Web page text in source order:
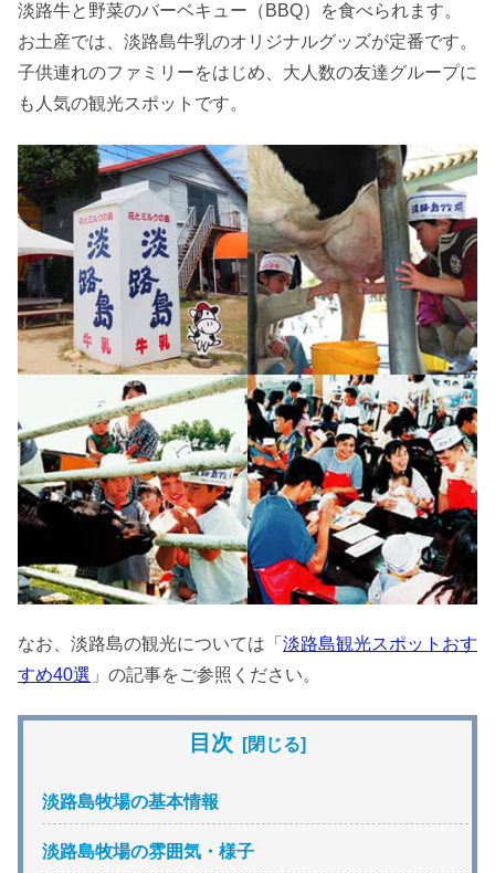
淡路牛と野菜のバーベキュー（BBQ）を食べられます。
お土産では、淡路島牛乳のオリジナルグッズが定番です。
子供連れのファミリーをはじめ、大人数の友達グループに
も人気の観光スポットです。
なお、淡路島の観光については「 淡路島観光スポットおす
すめ40選 」の記事をご参照ください。
目次
淡路島牧場の基本情報
淡路島牧場の雰囲気・様子